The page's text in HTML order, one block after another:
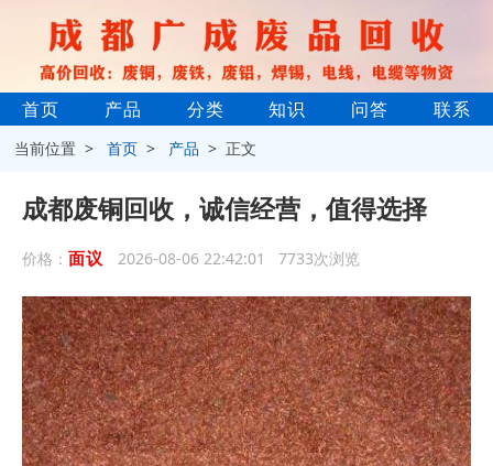
首页 产品 分类 知识 问答 联系
当前位置 >首页 > 产品 > 正文
成都废铜回收，诚信经营，值得选择
价格： 面议 2026-08-06 22:42:01 7733次浏览